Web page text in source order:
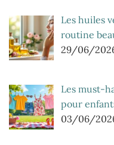
Les huiles
routine
29/06/
Les must-
pour
03/06/